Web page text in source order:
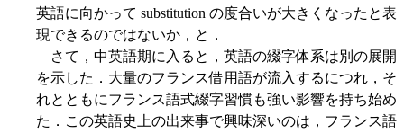
英語に向かって substitution の度合いが大きくなったと表
現できるのではないか，と．
さて，中英語期に入ると，英語の綴字体系は別の展開
を示した．大量のフランス借用語が流入するにつれ，そ
れとともにフランス語式綴字習慣も強い影響を持ち始め
た．この英語史上の出来事で興味深いのは，フランス語